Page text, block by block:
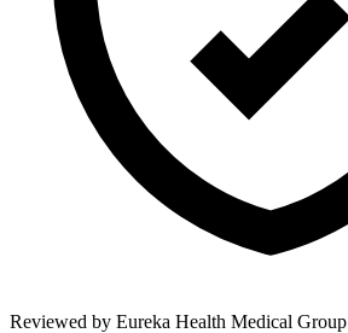
Reviewed by Eureka Health Medical Group